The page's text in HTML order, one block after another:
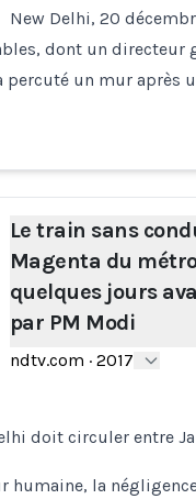
New Delhi, 20
dont un
un mur après
Le train sans
Magenta du
quelques jours
par PM Modi
ndtv.com · 2017
doit circuler entre
humaine, la